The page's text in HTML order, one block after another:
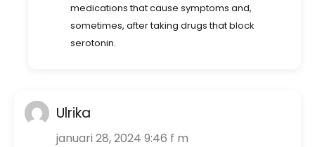
medications that cause symptoms and,
sometimes, after taking drugs that block
serotonin.
Ulrika
januari 28, 2024 9:46 f m